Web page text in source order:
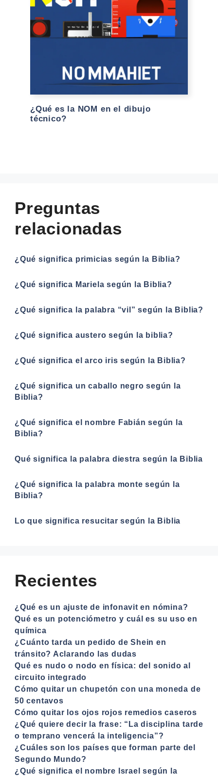
¿Qué es la NOM en el dibujo
técnico?
Preguntas
relacionadas
¿Qué significa primicias según la Biblia?
¿Qué significa Mariela según la Biblia?
¿Qué significa la palabra “vil” según la Biblia?
¿Qué significa austero según la biblia?
¿Qué significa el arco iris según la Biblia?
¿Qué significa un caballo negro según la
Biblia?
¿Qué significa el nombre Fabián según la
Biblia?
Qué significa la palabra diestra según la Biblia
¿Qué significa la palabra monte según la
Biblia?
Lo que significa resucitar según la Biblia
Recientes
¿Qué es un ajuste de infonavit en nómina?
Qué es un potenciómetro y cuál es su uso en
química
¿Cuánto tarda un pedido de Shein en
tránsito? Aclarando las dudas
Qué es nudo o nodo en física: del sonido al
circuito integrado
Cómo quitar un chupetón con una moneda de
50 centavos
Cómo quitar los ojos rojos remedios caseros
¿Qué quiere decir la frase: “La disciplina tarde
o temprano vencerá la inteligencia”?
¿Cuáles son los países que forman parte del
Segundo Mundo?
¿Qué significa el nombre Israel según la